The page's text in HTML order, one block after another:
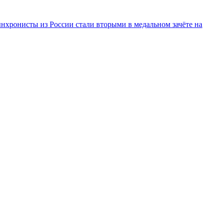
из России стали вторыми в медальном зачёте на